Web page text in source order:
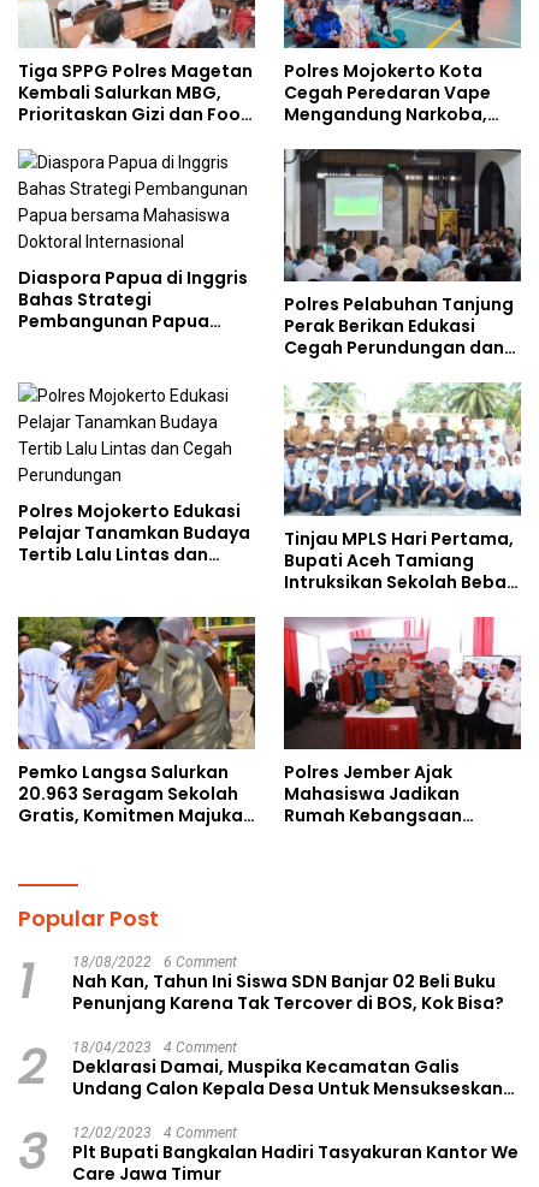
Tiga SPPG Polres Magetan
Kembali Salurkan MBG,
Prioritaskan Gizi dan Food
Polres Mojokerto Kota
Cegah Peredaran Vape
Mengandung Narkoba,
Kalangan Remaja
Diaspora Papua di Inggris
Bahas Strategi
Pembangunan Papua
Polres Pelabuhan Tanjung
Perak Berikan Edukasi
Cegah Perundungan dan
kepada Pelajar MPLS
Polres Mojokerto Edukasi
Pelajar Tanamkan Budaya
Tertib Lalu Lintas dan
Tinjau MPLS Hari Pertama,
Bupati Aceh Tamiang
Intruksikan Sekolah Bebas
Pemko Langsa Salurkan
20.963 Seragam Sekolah
Gratis, Komitmen Majukan
Polres Jember Ajak
Mahasiswa Jadikan
Rumah Kebangsaan
Popular Post
1 18/08/2022 6 Comment
Nah Kan, Tahun Ini Siswa SDN Banjar 02 Beli Buku
Penunjang Karena Tak Tercover di BOS, Kok Bisa?
2 18/04/2023 4 Comment
Deklarasi Damai, Muspika Kecamatan Galis
Undang Calon Kepala Desa Untuk Mensukseskan
3 12/02/2023 4 Comment
Plt Bupati Bangkalan Hadiri Tasyakuran Kantor We
Care Jawa Timur